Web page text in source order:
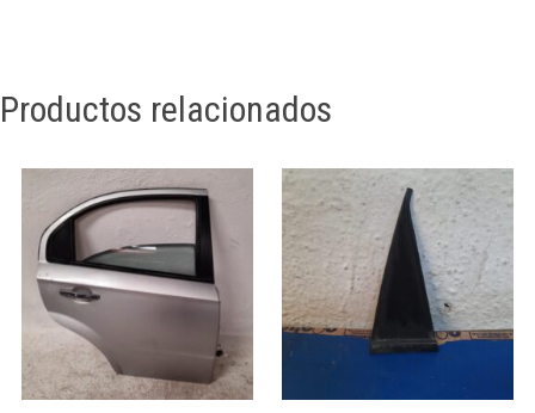
Productos relacionados